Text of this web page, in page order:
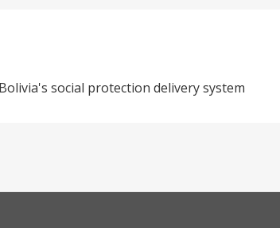
social protection delivery system